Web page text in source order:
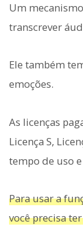
Um
transcrever
Ele também
emoções.
As licenças
Licença S,
tempo de uso
Para usar a
você precisa